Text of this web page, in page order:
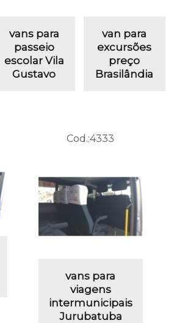
vans para
passeio
escolar Vila
Gustavo
van para
excursões
preço
Brasilândia
Cod.:4333
vans para
viagens
intermunicipais
Jurubatuba